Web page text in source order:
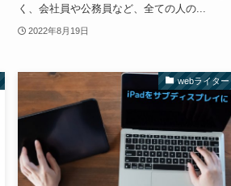
く、会社員や公務員など、全ての人の...
2022年8月19日
webライター